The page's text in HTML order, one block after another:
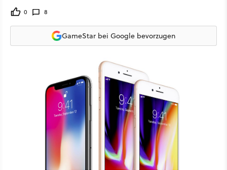
0 8
GameStar bei Google bevorzugen